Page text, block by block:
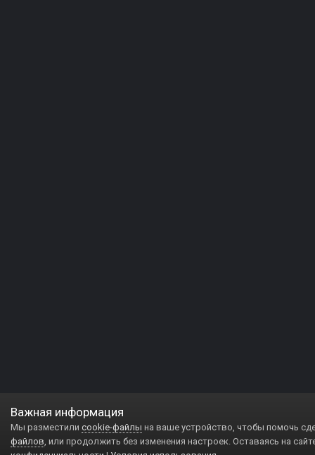
Важная информация
Мы разместили cookie-файлы на ваше устройство, чтобы помочь
файлов, или продолжить без изменения настроек. Оставаясь на